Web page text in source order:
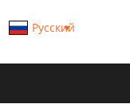
Русский